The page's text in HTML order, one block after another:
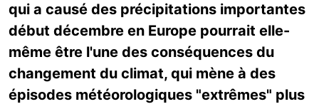
qui a causé des précipitations importantes
début décembre en Europe pourrait elle-
même être l'une des conséquences du
changement du climat, qui mène à des
épisodes météorologiques "extrêmes" plus